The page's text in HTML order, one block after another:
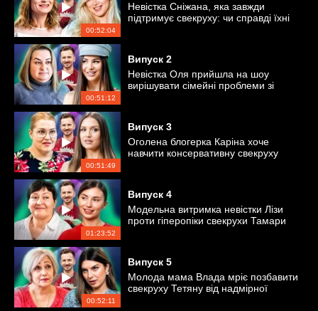
00:52:04
Невістка Сніжана, яка завжди
підтримує свекруху: чи справді їхні
00:51:12
Випуск 2
Невістка Оля прийшла на шоу
вирішувати сімейні проблеми зі
00:51:49
Випуск 3
Оголена блогерка Каріна хоче
навчити консервативну свекруху
01:23:52
Випуск 4
Модельна витримка невістки Лізи
проти гіперопіки свекрухи Тамари
00:52:11
Випуск 5
Молода мама Влада мріє позбавити
свекруху Тетяну від надмірної